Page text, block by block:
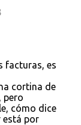
facturas, es
cortina de
pero
cómo dice
está por